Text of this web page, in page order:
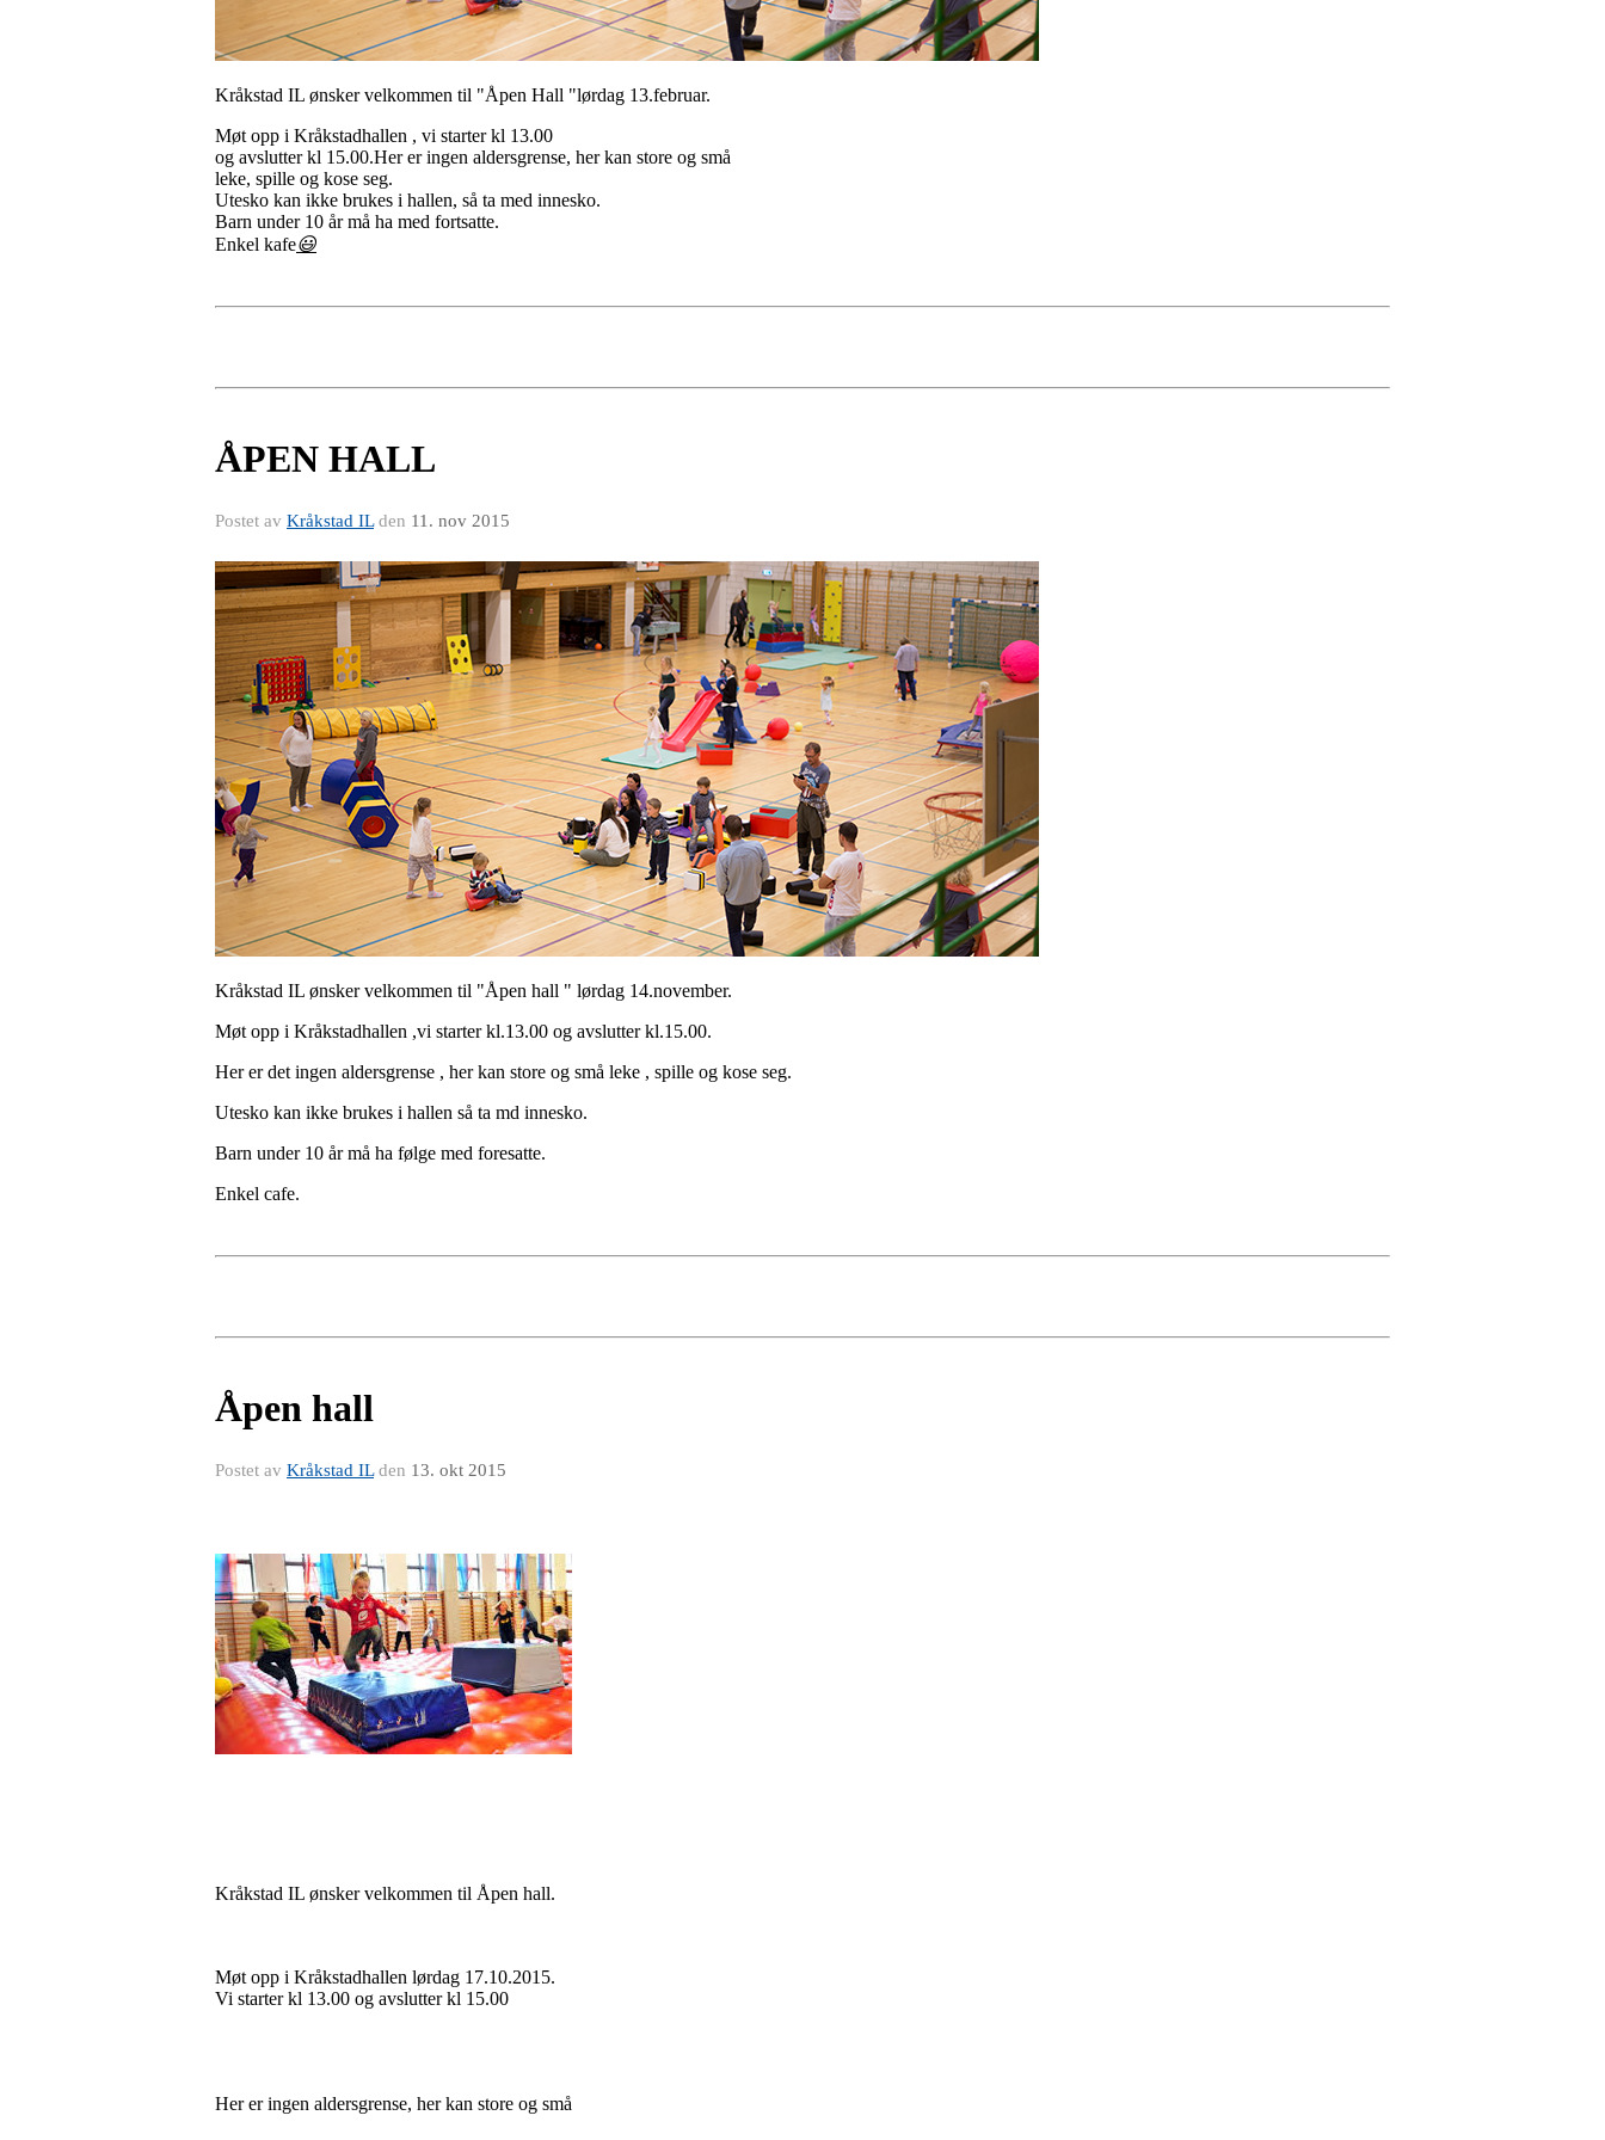
Kråkstad IL ønsker velkommen til "Åpen Hall "lørdag 13.februar.
Møt opp i Kråkstadhallen , vi starter kl 13.00
og avslutter kl 15.00.Her er ingen aldersgrense, her kan store og små
leke, spille og kose seg.
Utesko kan ikke brukes i hallen, så ta med innesko.
Barn under 10 år må ha med fortsatte.
Enkel kafe😃
ÅPEN HALL
Postet av Kråkstad ILden 11. nov 2015
Kråkstad IL ønsker velkommen til "Åpen hall " lørdag 14.november.
Møt opp i Kråkstadhallen ,vi starter kl.13.00 og avslutter kl.15.00.
Her er det ingen aldersgrense , her kan store og små leke , spille og kose seg.
Utesko kan ikke brukes i hallen så ta md innesko.
Barn under 10 år må ha følge med foresatte.
Enkel cafe.
Åpen hall
Postet av Kråkstad ILden 13. okt 2015
Kråkstad IL ønsker velkommen til Åpen hall.
Møt opp i Kråkstadhallen lørdag 17.10.2015.
Vi starter kl 13.00 og avslutter kl 15.00
Her er ingen aldersgrense, her kan store og små